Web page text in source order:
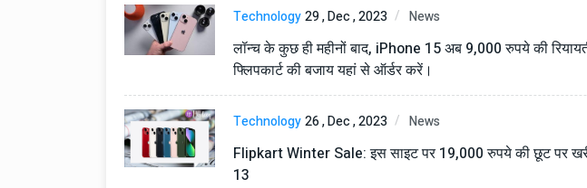
Technology29 , Dec , 2023 News
लॉन्च के कुछ ही महीनों बाद, iPhone 15 अब 9,000 रुपये की
फ्लिपकार्ट की बजाय यहां से ऑर्डर करें।
Technology26 , Dec , 2023 News
Flipkart Winter Sale: इस साइट पर 19,000 रुपये की छूट पर
13
Automobile 29 , Dec , 2024
इवेको ग्रुप इतालवी सेना को 1,453
सामरिक-लॉजिस्टिक ट्रक प्रदान
करेगा।
2
टोयोटा टैसर ने 20,000 बिक्री का
आंकड़ा पार किया, कॉम्पैक्ट एसयूवी